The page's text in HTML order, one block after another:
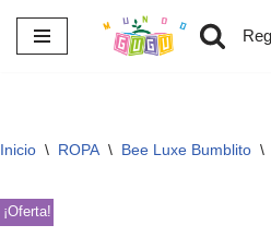
Saltar
Inicio \ ROPA \ Bee Luxe Bumblito \
¡Oferta!